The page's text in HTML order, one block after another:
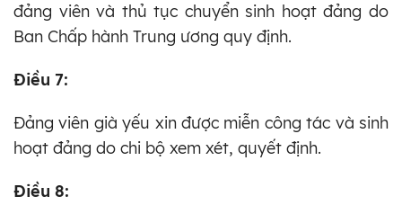
đảng viên và thủ tục chuyển sinh hoạt đảng do
Ban Chấp hành Trung ương quy định.
Điều 7:
Đảng viên già yếu xin được miễn công tác và sinh
hoạt đảng do chi bộ xem xét, quyết định.
Điều 8: